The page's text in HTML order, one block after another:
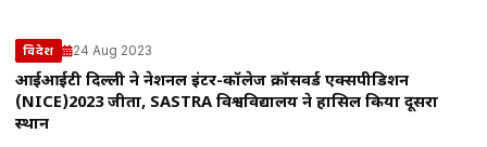
विदेश 24 Aug 2023
आईआईटी दिल्ली ने नेशनल इंटर-कॉलेज क्रॉसवर्ड एक्सपीडिशन
(NICE)2023 जीता, SASTRA विश्वविद्यालय ने हासिल किया दूसरा
स्थान